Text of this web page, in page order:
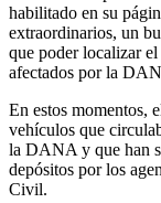
habilitado en su
extraordinarios, un
que poder localizar
afectados por la
En estos momentos,
vehículos que
la DANA y que han
depósitos por los
Civil.